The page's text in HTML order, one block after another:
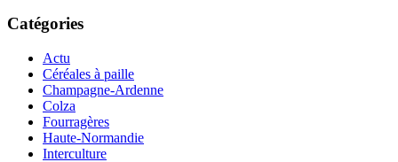
Catégories
Actu
Céréales à paille
Champagne-Ardenne
Colza
Fourragères
Haute-Normandie
Interculture